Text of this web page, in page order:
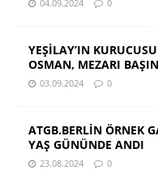
04.09.2024 0
YEŞİLAY’IN
OSMAN, MEZARI
03.09.2024 0
ATGB.BERLİN ÖRNEK
YAŞ GÜNÜNDE ANDI
23.08.2024 0